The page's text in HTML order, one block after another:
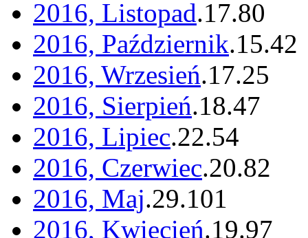
2016, Listopad.17.80
2016, Październik.15.42
2016, Wrzesień.17.25
2016, Sierpień.18.47
2016, Lipiec.22.54
2016, Czerwiec.20.82
2016, Maj.29.101
2016, Kwiecień.19.97